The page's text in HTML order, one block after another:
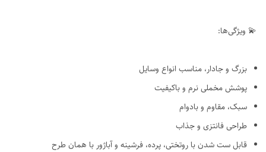
💫 ویژگی‌ها:
بزرگ و جادار، مناسب انواع وسایل
پوشش مخملی نرم و باکیفیت
سبک، مقاوم و بادوام
طراحی فانتزی و جذاب
قابل ست شدن با روتختی، پرده، فرشینه و آباژور با همان طرح